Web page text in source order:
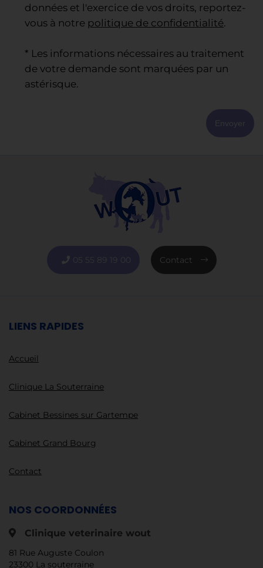
données et l'exercice de vos droits, reportez-
vous à notre politique de confidentialité.
* Les informations nécessaires au traitement
de votre demande sont marquées par un
astérisque.
Envoyer
05 55 89 19 00 Contact
LIENS RAPIDES
Accueil
Clinique La Souterraine
Cabinet Bessines sur Gartempe
Cabinet Grand Bourg
Contact
NOS COORDONNÉES
Clinique veterinaire wout
81 Rue Auguste Coulon
23300 La souterraine